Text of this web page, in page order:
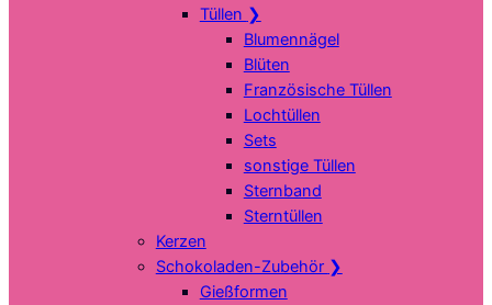
Tüllen ❯
Blumennägel
Blüten
Französische Tüllen
Lochtüllen
Sets
sonstige Tüllen
Sternband
Sterntüllen
Kerzen
Schokoladen-Zubehör ❯
Gießformen